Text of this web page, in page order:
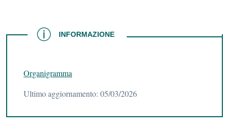
INFORMAZIONE
INFORMAZIONE
Organigramma
Ultimo aggiornamento: 05/03/2026